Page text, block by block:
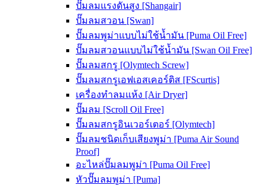
ปั๊มลมแรงดันสูง [Shangair]
ปั๊มลมสวอน [Swan]
ปั๊มลมพูม่าแบบไม่ใช้น้ำมัน [Puma Oil Free]
ปั๊มลมสวอนแบบไม่ใช้น้ำมัน [Swan Oil Free]
ปั๊มลมสกรู [Olymtech Screw]
ปั๊มลมสกรูเอฟเอสเคอร์ติส [FScurtis]
เครื่องทำลมแห้ง [Air Dryer]
ปั๊มลม [Scroll Oil Free]
ปั๊มลมสกรูอินเวอร์เตอร์ [Olymtech]
ปั๊มลมชนิดเก็บเสียงพูม่า [Puma Air Sound
Proof]
อะไหล่ปั๊มลมพูม่า [Puma Oil Free]
หัวปั๊มลมพูม่า [Puma]